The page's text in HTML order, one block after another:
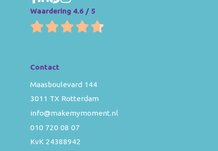
Waardering 4.6 / 5
Contact
Maasboulevard 144
3011 TX Rotterdam
info@makemymoment.nl
010 720 08 07
KvK 24388942